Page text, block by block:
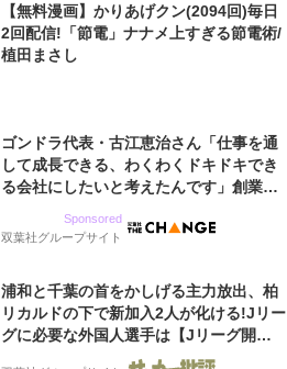
【無料漫画】かりあげクン(2094回)毎日
2回配信!「節電」ナナメ上すぎる節電術/
植田まさし
ゴンドラ代表・古江恵治さん「仕事を通
して成長できる、わくわくドキドキでき
る会社にしたいと考えたんです」創業来
グ会社のアイデンティティ
Sponsored
双葉社グループサイト
浦和と千葉の首をかしげる主力放出、柏
リカルドの下で新加入2人が化ける!Jリー
グに必要な外国人選手は【Jリーグ開幕
「初めての秋春制」の大激論】(4)